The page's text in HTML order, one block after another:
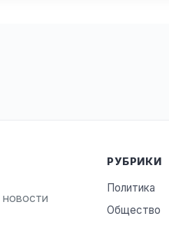
РУБРИКИ
Политика
Общество